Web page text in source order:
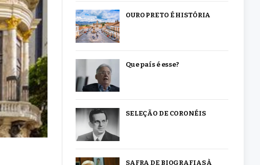
OURO PRETO É HISTÓRIA
Que país é esse?
SELEÇÃO DE CORONÉIS
SAFRA DE BIOGRAFIAS À